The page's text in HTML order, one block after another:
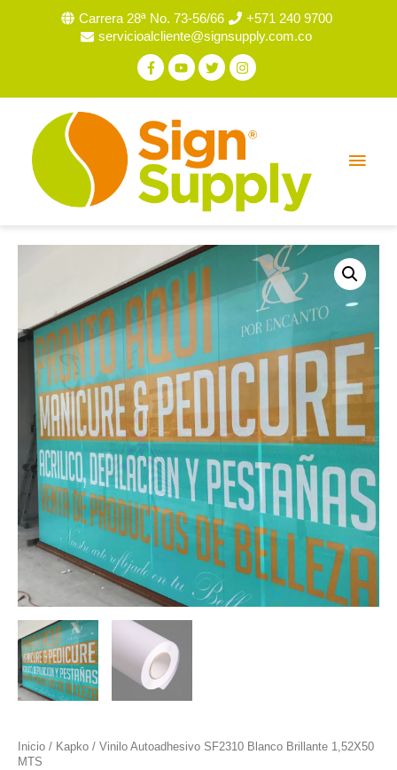
Carrera 28ª No. 73-56/66
+571 240 9700
servicioalcliente@signsupply.com.co
Inicio / Kapko / Vinilo Autoadhesivo SF2310 Blanco Brillante 1,52X50
MTS